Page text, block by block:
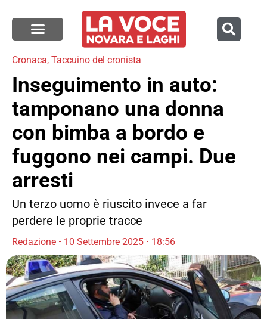
Cronaca, Taccuino del cronista
Inseguimento in auto:
tamponano una donna
con bimba a bordo e
fuggono nei campi. Due
arresti
Un terzo uomo è riuscito invece a far
perdere le proprie tracce
Redazione 10 Settembre 2025 18:56